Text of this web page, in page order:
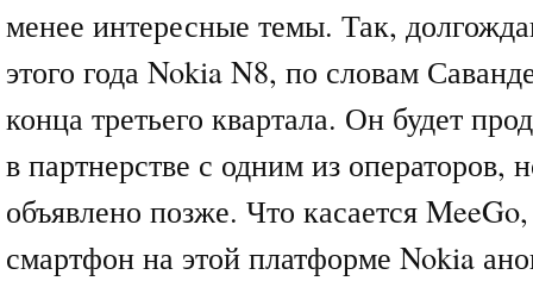
менее интересные темы. Так,
этого года Nokia N8, по словам
конца третьего квартала. Он будет
в партнерстве с одним из операторов,
объявлено позже. Что касается
смартфон на этой платформе Nokia